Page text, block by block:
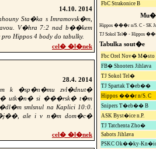
14.10. 2014
Sta�ka s Imramovsk�m,
V�hra 7:2 nad b��kem
Hippos 4 body do tabulky.
cel� �l�nek
28.4. 2014
k �sp�n�mu zvl�dnut�
utk�n� si ���rsk� t�m
smlsnul na Kaplici 10:0.
ale i v n�m dom�c�
cel� �l�nek
FbC Strakonice B
Hippos ���r n/S. C - SK
TJ Sokol Tel� - Hippos
Tabulka sout�e
Fbc Orel Nov� M�sto
FB� Shooters Jihlava
TJ Sokol Tel�
TJ Spartak T�eb��
Hippos ���r n/S. C
Snipers T�eb�� B
ASK Byst�ice n.P.
TJ Tatchenta Zho�
Sabots Jihlava
PSKC Ok��ky-